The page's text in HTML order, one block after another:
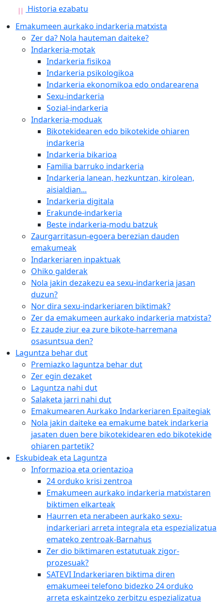
Historia ezabatu
Emakumeen aurkako indarkeria matxista
Zer da? Nola hauteman daiteke?
Indarkeria-motak
Indarkeria fisikoa
Indarkeria psikologikoa
Indarkeria ekonomikoa edo ondarearena
Sexu-indarkeria
Sozial-indarkeria
Indarkeria-moduak
Bikotekidearen edo bikotekide ohiaren
indarkeria
Indarkeria bikarioa
Familia barruko indarkeria
Indarkeria lanean, hezkuntzan, kirolean,
aisialdian...
Indarkeria digitala
Erakunde-indarkeria
Beste indarkeria-modu batzuk
Zaurgarritasun-egoera berezian dauden
emakumeak
Indarkeriaren inpaktuak
Ohiko galderak
Nola jakin dezakezu ea sexu-indarkeria jasan
duzun?
Nor dira sexu-indarkeriaren biktimak?
Zer da emakumeen aurkako indarkeria matxista?
Ez zaude ziur ea zure bikote-harremana
osasuntsua den?
Laguntza behar dut
Premiazko laguntza behar dut
Zer egin dezaket
Laguntza nahi dut
Salaketa jarri nahi dut
Emakumearen Aurkako Indarkeriaren Epaitegiak
Nola jakin daiteke ea emakume batek indarkeria
jasaten duen bere bikotekidearen edo bikotekide
ohiaren partetik?
Eskubideak eta Laguntza
Informazioa eta orientazioa
24 orduko krisi zentroa
Emakumeen aurkako indarkeria matxistaren
biktimen elkarteak
Haurren eta nerabeen aurkako sexu-
indarkeriari arreta integrala eta espezializatua
emateko zentroak-Barnahus
Zer dio biktimaren estatutuak zigor-
prozesuak?
SATEVI Indarkeriaren biktima diren
emakumeei telefono bidezko 24 orduko
arreta eskaintzeko zerbitzu espezializatua